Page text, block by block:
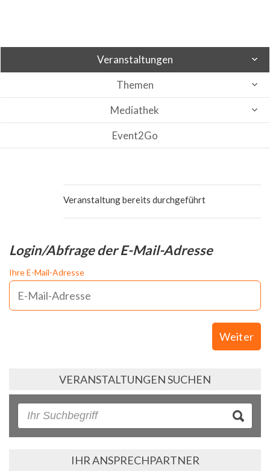
Veranstaltungen
Themen
Mediathek
Event2Go
Veranstaltung bereits durchgeführt
Login/Abfrage der E-Mail-Adresse
Ihre E-Mail-Adresse
Weiter
VERANSTALTUNGEN SUCHEN
IHR ANSPRECHPARTNER